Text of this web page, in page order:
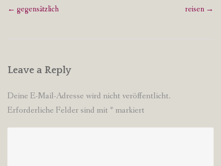
Post
← gegensätzlich reisen →
Leave a Reply
Deine E-Mail-Adresse wird nicht veröffentlicht.
Erforderliche Felder sind mit * markiert